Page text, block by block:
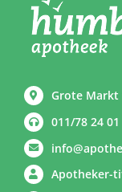
Grote Markt
011/78 24 01
Apotheker-